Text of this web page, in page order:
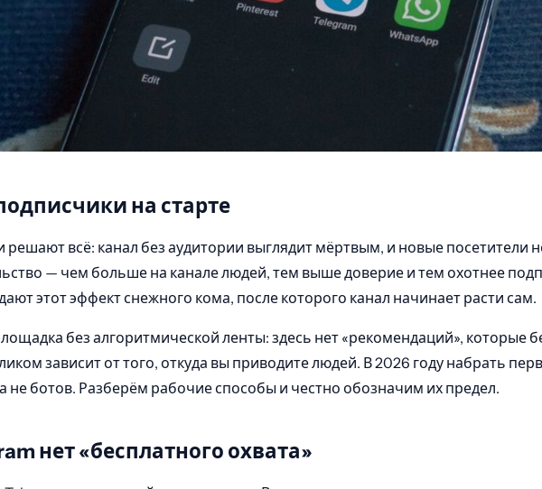
на старте
решают всё: канал без аудитории выглядит мёртвым, и новые посетители
— чем больше на канале людей, тем выше доверие и тем охотнее
этот эффект снежного кома, после которого канал начинает расти сам.
без алгоритмической ленты: здесь нет «рекомендаций», которые
зависит от того, откуда вы приводите людей. В 2026 году набрать
не ботов. Разберём рабочие способы и честно обозначим их предел.
нет «бесплатного охвата»